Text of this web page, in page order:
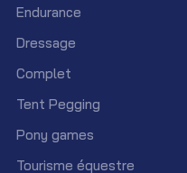
Endurance
Dressage
Complet
Tent Pegging
Pony games
Tourisme équestre